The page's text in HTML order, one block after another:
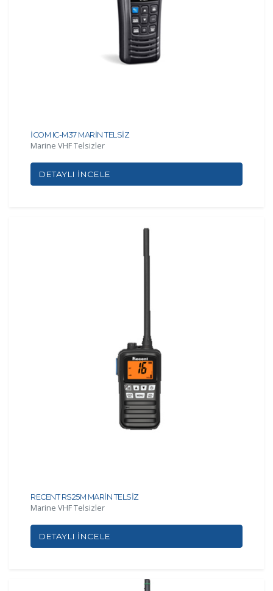
İCOM IC-M37 MARİN TELSİZ
Marine VHF Telsizler
DETAYLI İNCELE
RECENT RS25M MARİN TELSİZ
Marine VHF Telsizler
DETAYLI İNCELE